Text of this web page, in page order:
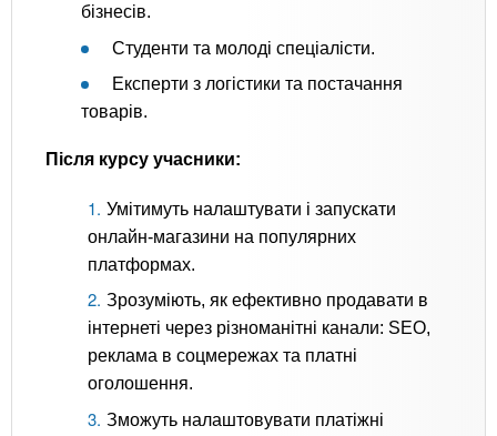
бізнесів.
Студенти та молоді спеціалісти.
Експерти з логістики та постачання
товарів.
Після курсу учасники:
Умітимуть налаштувати і запускати
онлайн-магазини на популярних
платформах.
Зрозуміють, як ефективно продавати в
інтернеті через різноманітні канали: SEO,
реклама в соцмережах та платні
оголошення.
Зможуть налаштовувати платіжні